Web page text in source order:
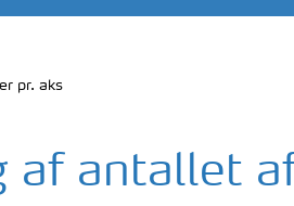
pr. aks
af antallet